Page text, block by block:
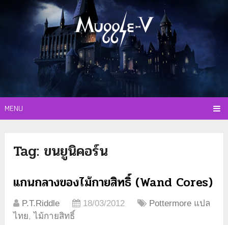
MENU
Tag: ขนยูนิคอร์น
แกนกลางของไม้กายสิทธิ์ (Wand Cores)
P.T.Riddle 18/03/2012
Pottermore แปล
ไทย,ไม้กายสิทธิ์